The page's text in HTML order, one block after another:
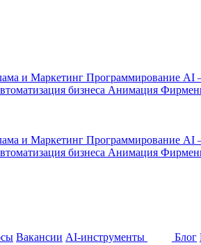
и Маркетинг Программирование AI
бизнеса Анимация
и Маркетинг Программирование AI
бизнеса Анимация
Вакансии AI-инструменты Блог